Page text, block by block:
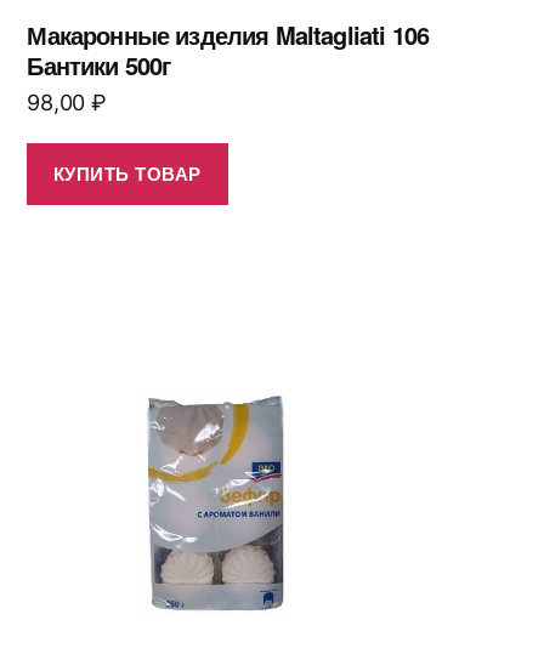
Макаронные изделия Maltagliati 106
Бантики 500г
98,00 ₽
КУПИТЬ ТОВАР